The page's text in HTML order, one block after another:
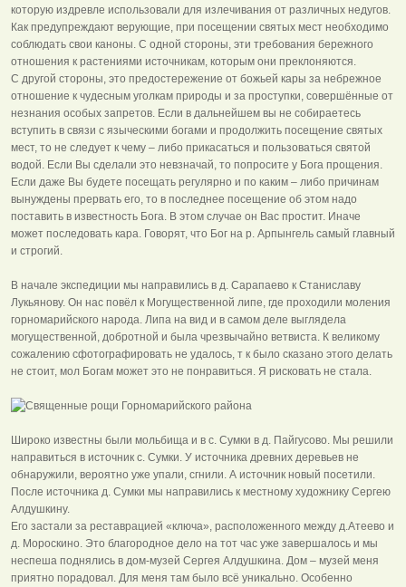
которую издревле использовали для излечивания от различных недугов.
Как предупреждают верующие, при посещении святых мест необходимо
соблюдать свои каноны. С одной стороны, эти требования бережного
отношения к растениями источникам, которым они преклоняются.
С другой стороны, это предостережение от божьей кары за небрежное
отношение к чудесным уголкам природы и за проступки, совершённые от
незнания особых запретов. Если в дальнейшем вы не собираетесь
вступить в связи с языческими богами и продолжить посещение святых
мест, то не следует к чему – либо прикасаться и пользоваться святой
водой. Если Вы сделали это невзначай, то попросите у Бога прощения.
Если даже Вы будете посещать регулярно и по каким – либо причинам
вынуждены прервать его, то в последнее посещение об этом надо
поставить в известность Бога. В этом случае он Вас простит. Иначе
может последовать кара. Говорят, что Бог на р. Арпынгель самый главный
и строгий.
В начале экспедиции мы направились в д. Сарапаево к Станиславу
Лукьянову. Он нас повёл к Могущественной липе, где проходили моления
горномарийского народа. Липа на вид и в самом деле выглядела
могущественной, добротной и была чрезвычайно ветвиста. К великому
сожалению сфотографировать не удалось, т к было сказано этого делать
не стоит, мол Богам может это не понравиться. Я рисковать не стала.
Широко известны были мольбища и в с. Сумки в д. Пайгусово. Мы решили
направиться в источник с. Сумки. У источника древних деревьев не
обнаружили, вероятно уже упали, сгнили. А источник новый посетили.
После источника д. Сумки мы направились к местному художнику Сергею
Алдушкину.
Его застали за реставрацией «ключа», расположенного между д.Атеево и
д. Мороскино. Это благородное дело на тот час уже завершалось и мы
неспеша поднялись в дом-музей Сергея Алдушкина. Дом – музей меня
приятно порадовал. Для меня там было всё уникально. Особенно